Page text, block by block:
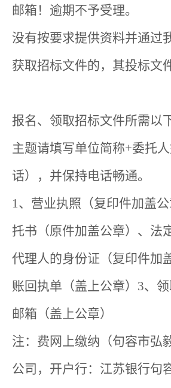
邮箱！逾期不予受理。
没有按要求提供资料并通过
获取招标文件的，其投标文
报名、领取招标文件所需以
主题请填写单位简称+委托
话），并保持电话畅通。
1、营业执照（复印件加盖
托书（原件加盖公章）、法
代理人的身份证（复印件加
账回执单（盖上公章）3、
邮箱（盖上公章）
注：费网上缴纳（句容市弘
公司，开户行：江苏银行句